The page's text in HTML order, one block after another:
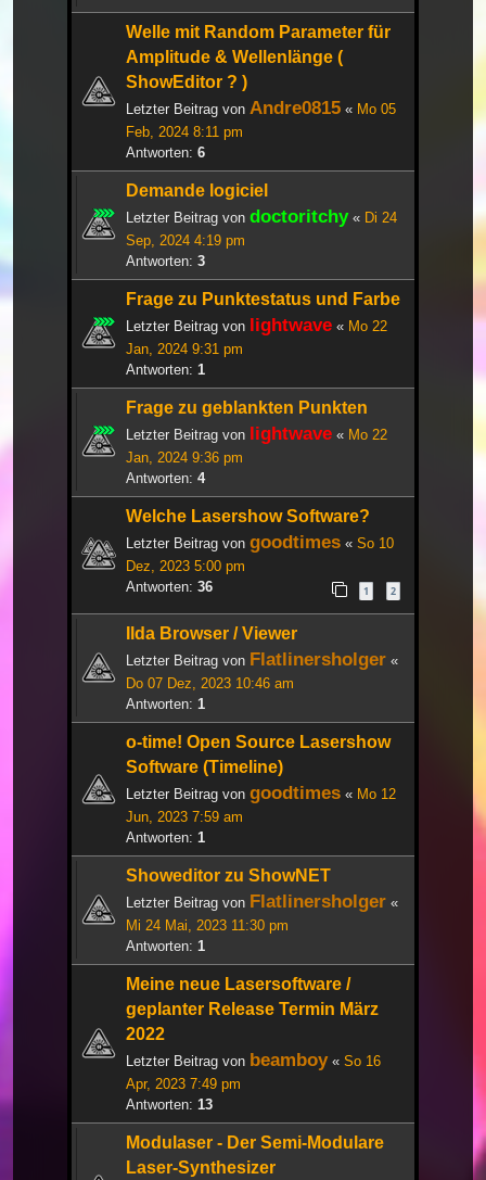
Welle mit Random Parameter für
Amplitude & Wellenlänge (
ShowEditor ? )
Letzter Beitrag von Andre0815 « Mo 05
Feb, 2024 8:11 pm
Antworten: 6
Demande logiciel
Letzter Beitrag von doctoritchy« Di 24
Sep, 2024 4:19 pm
Antworten: 3
Frage zu Punktestatus und Farbe
Letzter Beitrag von lightwave « Mo 22
Jan, 2024 9:31 pm
Antworten: 1
Frage zu geblankten Punkten
Letzter Beitrag von lightwave « Mo 22
Jan, 2024 9:36 pm
Antworten: 4
Welche Lasershow Software?
Letzter Beitrag von goodtimes « So 10
Dez, 2023 5:00 pm
Antworten: 36 1 2
Ilda Browser / Viewer
Letzter Beitrag von Flatlinersholger «
Do 07 Dez, 2023 10:46 am
Antworten: 1
o-time! Open Source Lasershow
Software (Timeline)
Letzter Beitrag von goodtimes « Mo 12
Jun, 2023 7:59 am
Antworten: 1
Showeditor zu ShowNET
Letzter Beitrag von Flatlinersholger «
Mi 24 Mai, 2023 11:30 pm
Antworten: 1
Meine neue Lasersoftware /
geplanter Release Termin März
2022
Letzter Beitrag von beamboy« So 16
Apr, 2023 7:49 pm
Antworten: 13
Modulaser - Der Semi-Modulare
Laser-Synthesizer